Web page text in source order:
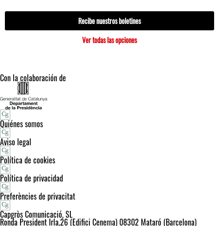
Recibe nuestros boletines
Ver todas las opciones
Con la colaboración de
Quiénes somos
Aviso legal
Política de cookies
Política de privacidad
Preferències de privacitat
Capgròs Comunicació, SL
Ronda President Irla,26 (Edifici Cenema) 08302 Mataró (Barcelona)